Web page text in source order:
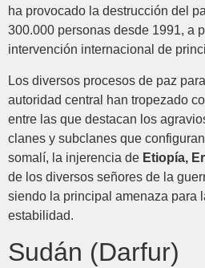
ha provocado la destrucción del
300.000 personas desde 1991, a
intervención internacional de
Los diversos procesos de paz
autoridad central han tropezado
entre las que destacan los
clanes y subclanes que
somalí, la injerencia de Etiopía,
de los diversos señores de la
siendo la principal amenaza para
estabilidad.
Sudán (Darfur)